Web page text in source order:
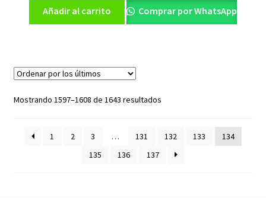
original
era:
actual
es:
Añadir al carrito Comprar por WhatsApp
Mostrando 1597–1608 de 1643 resultadosOrdenado
últimos
1 2 3 … 131 132 133
134
135
136 137